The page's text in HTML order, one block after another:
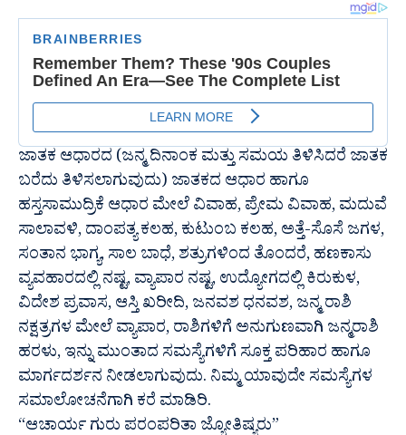
ಜಾತಕ ಆಧಾರದ (ಜನ್ಮ ದಿನಾಂಕ ಮತ್ತು ಸಮಯ ತಿಳಿಸಿದರೆ ಜಾತಕ
ಬರೆದು ತಿಳಿಸಲಾಗುವುದು) ಜಾತಕದ ಆಧಾರ ಹಾಗೂ
ಹಸ್ತಸಾಮುದ್ರಿಕೆ ಆಧಾರ ಮೇಲೆ ವಿವಾಹ, ಪ್ರೇಮ ವಿವಾಹ, ಮದುವೆ
ಸಾಲಾವಳಿ, ದಾಂಪತ್ಯ ಕಲಹ, ಕುಟುಂಬ ಕಲಹ, ಅತ್ತೆ-ಸೊಸೆ ಜಗಳ,
ಸಂತಾನ ಭಾಗ್ಯ, ಸಾಲ ಬಾಧೆ, ಶತ್ರುಗಳಿಂದ ತೊಂದರೆ, ಹಣಕಾಸು
ವ್ಯವಹಾರದಲ್ಲಿ ನಷ್ಟ, ವ್ಯಾಪಾರ ನಷ್ಟ, ಉದ್ಯೋಗದಲ್ಲಿ ಕಿರುಕುಳ,
ವಿದೇಶ ಪ್ರವಾಸ, ಆಸ್ತಿ ಖರೀದಿ, ಜನವಶ ಧನವಶ, ಜನ್ಮ ರಾಶಿ
ನಕ್ಷತ್ರಗಳ ಮೇಲೆ ವ್ಯಾಪಾರ, ರಾಶಿಗಳಿಗೆ ಅನುಗುಣವಾಗಿ ಜನ್ಮರಾಶಿ
ಹರಳು, ಇನ್ನು ಮುಂತಾದ ಸಮಸ್ಯೆಗಳಿಗೆ ಸೂಕ್ತ ಪರಿಹಾರ ಹಾಗೂ
ಮಾರ್ಗದರ್ಶನ ನೀಡಲಾಗುವುದು. ನಿಮ್ಮ ಯಾವುದೇ ಸಮಸ್ಯೆಗಳ
ಸಮಾಲೋಚನೆಗಾಗಿ ಕರೆ ಮಾಡಿರಿ.
“ಆಚಾರ್ಯ ಗುರು ಪರಂಪರಿತಾ ಜ್ಯೋತಿಷ್ಯರು”